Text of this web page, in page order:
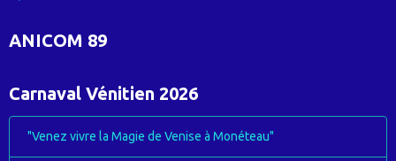
ANICOM 89
Carnaval Vénitien 2026
"Venez vivre la Magie de Venise à Monéteau"